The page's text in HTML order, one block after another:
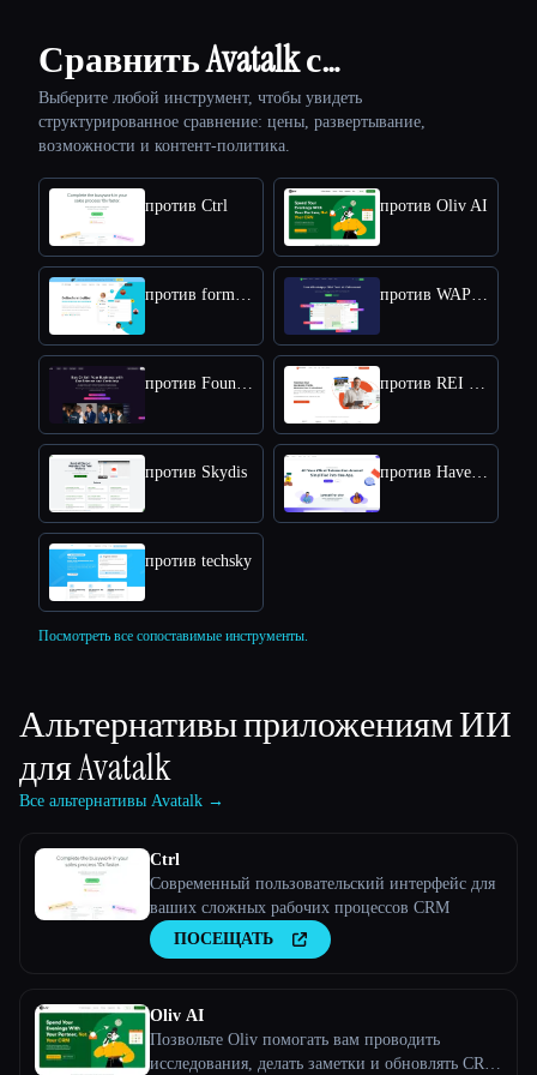
Сравнить Avatalk с…
Выберите любой инструмент, чтобы увидеть
структурированное сравнение: цены, развертывание,
возможности и контент-политика.
против Ctrl против Oliv AI
против forms.app против WAPlus - WhatsApp CRM
против Foundy.com против REI BlackBook
против Skydis против HaveFunnels
против techsky
Посмотреть все сопоставимые инструменты.
Альтернативы приложениям ИИ
дляAvatalk
Все альтернативы Avatalk →
Ctrl
Современный пользовательский интерфейс для
ваших сложных рабочих процессов CRM
ПОСЕЩАТЬ
Oliv AI
Позвольте Oliv помогать вам проводить
исследования, делать заметки и обновлять CRM